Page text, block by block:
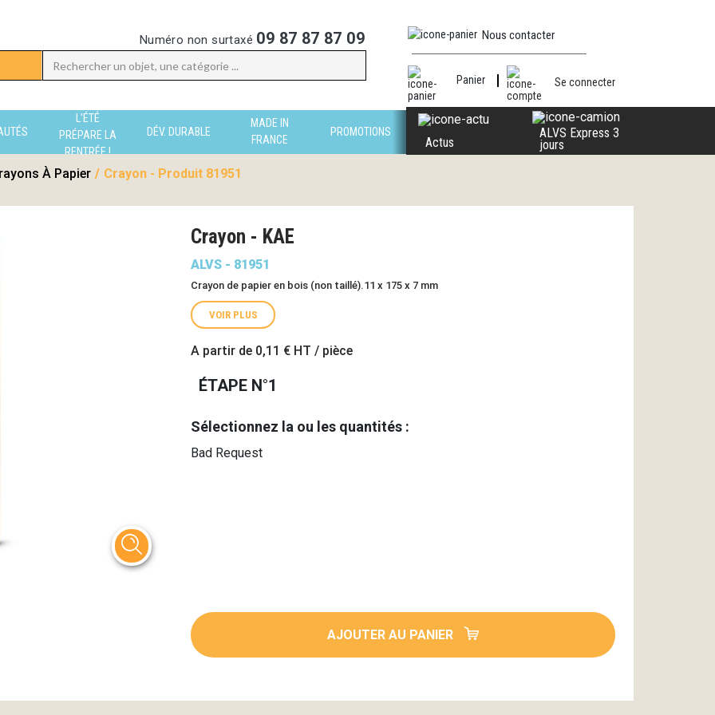
Numéro non surtaxé 09 87 87 87 09 Nous contacter
Panier Se connecter
L'ÉTÉ
PRÉPARE LA
RENTRÉE !
DÉV. DURABLE
MADE IN
FRANCE
PROMOTIONS
Actus
ALVS Express 3
jours
À Papier / Crayon - Produit 81951
Crayon - KAE
ALVS - 81951
Crayon de papier en bois (non taillé).11 x 175 x 7 mm
VOIR PLUS
A partir de 0,11 € HT / pièce
ÉTAPE N°1
Sélectionnez la ou les quantités :
Bad Request
AJOUTER AU PANIER